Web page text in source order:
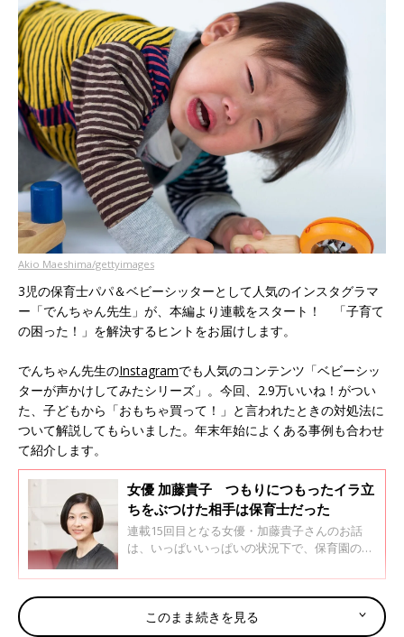
ゃん先生
ゃん先生」が声かけし
たら…
Akio Maeshima/gettyimages
3児の保育士パパ＆ベビーシッターとして人気のインスタグラマ
ー「でんちゃん先生」が、本編より連載をスタート！ 「子育て
の困った！」を解決するヒントをお届けします。
でんちゃん先生のInstagramでも人気のコンテンツ「ベビーシッ
ターが声かけしてみたシリーズ」。今回、2.9万いいね！がつい
た、子どもから「おもちゃ買って！」と言われたときの対処法に
ついて解説してもらいました。年末年始によくある事例も合わせ
て紹介します。
女優 加藤貴子 つもりにつもったイラ立
ちをぶつけた相手は保育士だった
連載15回目となる女優・加藤貴子さんのお話
は、いっぱいいっぱいの状況下で、保育園の先
載は、44才で第一子、46才で第二子を出産し
た、加藤さんの赤裸々な育児話と、育児に影響
を与えた言葉を紹介しています。
＜プロフィール＞
でんちゃん先生
このまま続きを見る